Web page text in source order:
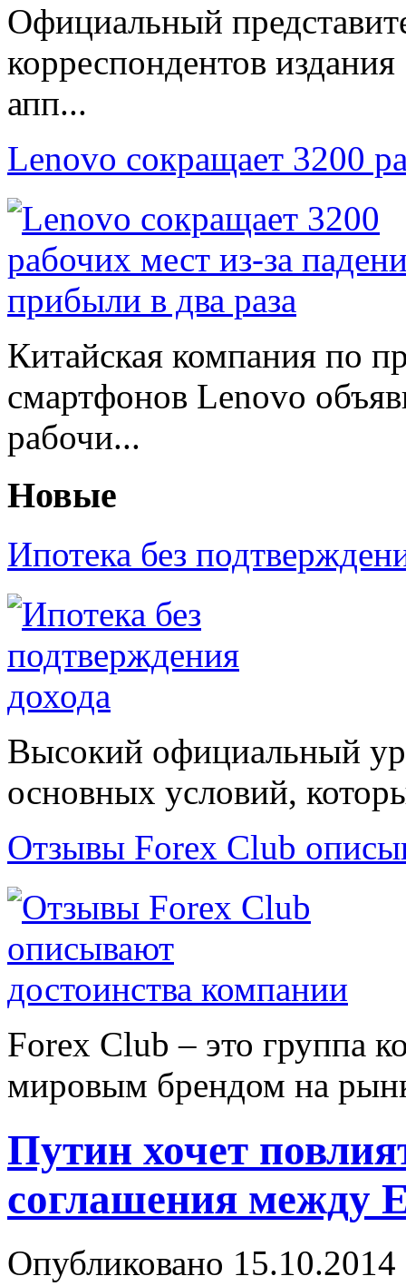
Официальный
корреспондентов
апп...
Lenovo сокращает 3200
Китайская компания по
смартфонов Lenovo
рабочи...
Новые
Ипотека без
Высокий официальный
основных условий,
Отзывы Forex Сlub
Forex Сlub – это группа
мировым брендом на
Путин хочет
соглашения между
Опубликовано